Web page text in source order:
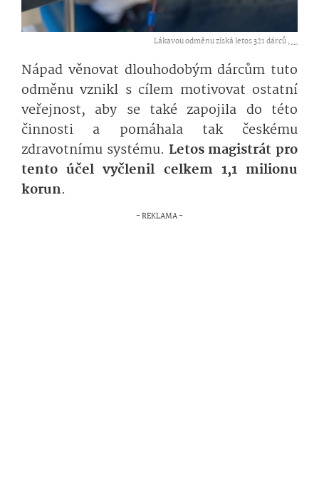
Lákavou odměnu získá letos 321 dárců ,...
Nápad věnovat dlouhodobým dárcům tuto
odměnu vznikl s cílem motivovat ostatní
veřejnost, aby se také zapojila do této
činnosti a pomáhala tak českému
zdravotnímu systému. Letos magistrát pro
tento účel vyčlenil celkem 1,1 milionu
korun.